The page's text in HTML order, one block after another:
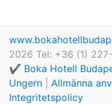
2026 Tel: +36 (1)
✔️ Boka Hotell
Ungern
Allmänna
Integritetspolicy